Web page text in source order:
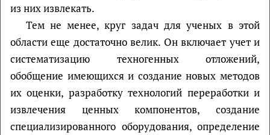
из них извлекать.
Тем не менее, круг задач для ученых в этой
области еще достаточно велик. Он включает учет и
систематизацию техногенных отложений,
обобщение имеющихся и создание новых методов
их оценки, разработку технологий переработки и
извлечения ценных компонентов, создание
специализированного оборудования, определение